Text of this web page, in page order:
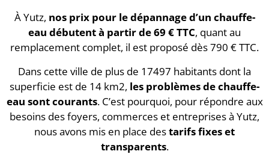
À Yutz, nos prix pour le dépannage d’un chauffe-
eau débutent à partir de 69 € TTC, quant au
remplacement complet, il est proposé dès 790 € TTC.
Dans cette ville de plus de 17497 habitants dont la
superficie est de 14 km2, les problèmes de chauffe-
eau sont courants. C’est pourquoi, pour répondre aux
besoins des foyers, commerces et entreprises à Yutz,
nous avons mis en place destarifs fixes et
transparents.